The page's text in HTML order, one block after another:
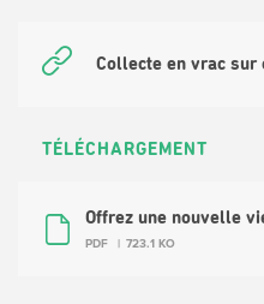
Collecte en vrac sur
TÉLÉCHARGEMENT
PDF 723.1 KO